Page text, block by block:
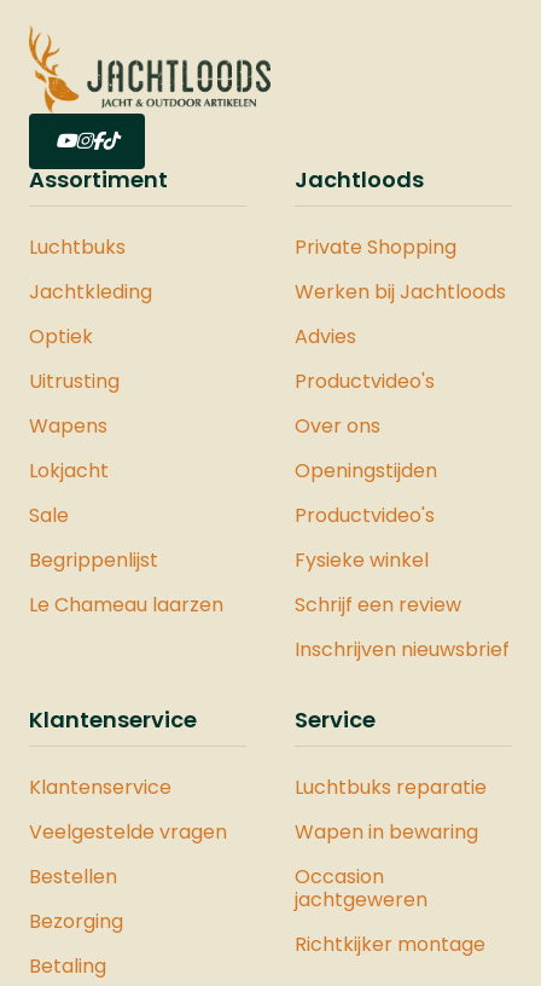
Assortiment
Luchtbuks
Jachtkleding
Optiek
Uitrusting
Wapens
Lokjacht
Sale
Begrippenlijst
Le Chameau laarzen
Jachtloods
Private Shopping
Werken bij Jachtloods
Advies
Productvideo's
Over ons
Openingstijden
Productvideo's
Fysieke winkel
Schrijf een review
Inschrijven nieuwsbrief
Klantenservice
Klantenservice
Veelgestelde vragen
Bestellen
Bezorging
Betaling
Service
Luchtbuks reparatie
Wapen in bewaring
Occasion
jachtgeweren
Richtkijker montage